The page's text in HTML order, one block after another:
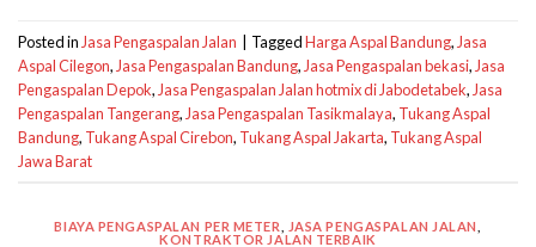
Posted in Jasa Pengaspalan Jalan TaggedHarga Aspal Bandung, Jasa
Aspal Cilegon, Jasa Pengaspalan Bandung, Jasa Pengaspalan bekasi, Jasa
Pengaspalan Depok, Jasa Pengaspalan Jalan hotmix di Jabodetabek, Jasa
Pengaspalan Tangerang, Jasa Pengaspalan Tasikmalaya, Tukang Aspal
Bandung, Tukang Aspal Cirebon, Tukang Aspal Jakarta, Tukang Aspal
Jawa Barat
BIAYA PENGASPALAN PER METER JASA PENGASPALAN JALAN
KONTRAKTOR JALAN TERBAIK